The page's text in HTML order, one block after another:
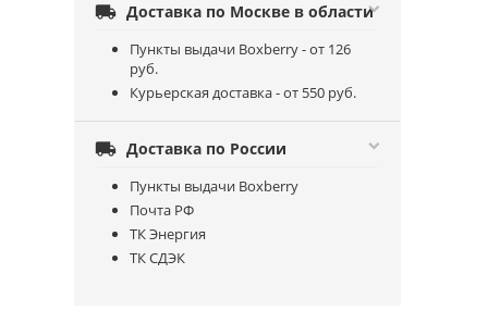
 Доставка по Москве в области
Пункты выдачи Boxberry - от 126
руб.
Курьерская доставка - от 550 руб.
 Доставка по России
Пункты выдачи Boxberry
Почта РФ
ТК Энергия
ТК СДЭК